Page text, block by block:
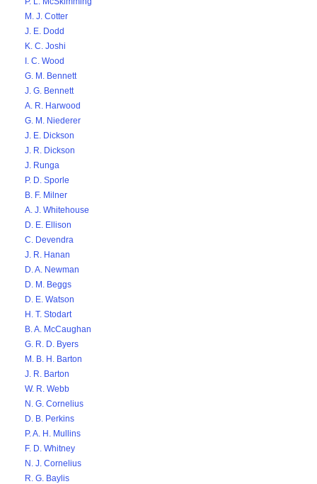
M. J. Cotter
J. E. Dodd
K. C. Joshi
I. C. Wood
G. M. Bennett
J. G. Bennett
A. R. Harwood
G. M. Niederer
J. E. Dickson
J. R. Dickson
J. Runga
P. D. Sporle
B. F. Milner
A. J. Whitehouse
D. E. Ellison
C. Devendra
J. R. Hanan
D. A. Newman
D. M. Beggs
D. E. Watson
H. T. Stodart
B. A. McCaughan
G. R. D. Byers
M. B. H. Barton
J. R. Barton
W. R. Webb
N. G. Cornelius
D. B. Perkins
P. A. H. Mullins
F. D. Whitney
N. J. Cornelius
R. G. Baylis